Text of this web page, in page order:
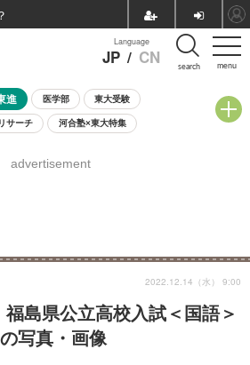
menu
Language
JP / CN search
進 医学部 東大受験
サーチ 河合塾×東大特集
月開催学校説明会・相談会
advertisement
福島県公立高校入試＜国語＞
写真・画像
2022.12.14（水） 9:00